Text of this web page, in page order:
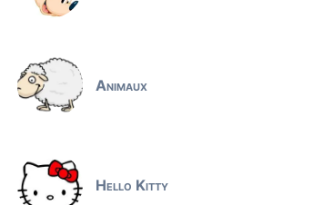
Animaux
Hello Kitty